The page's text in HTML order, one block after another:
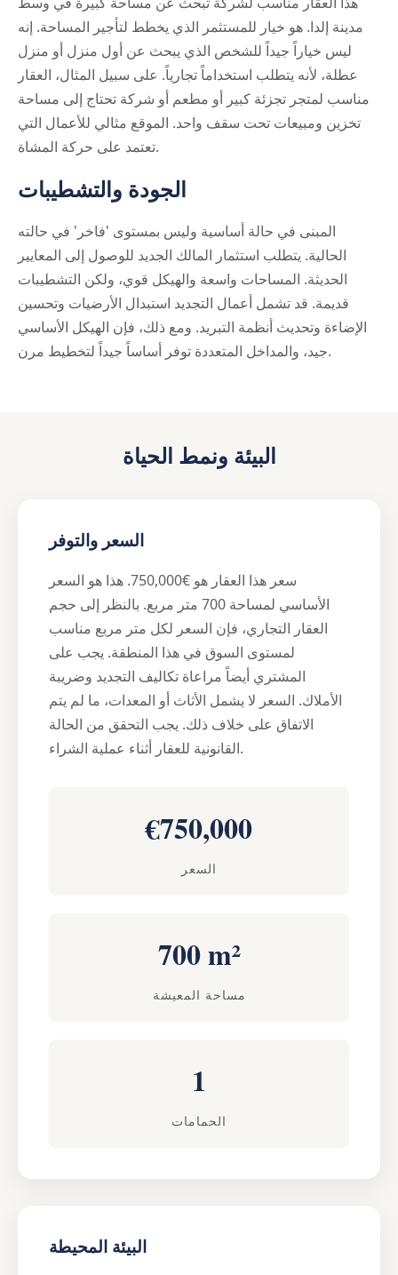
مدينة إلدا. هو خيار للمستثمر الذي يخطط لتأجير المساحة. إنه
ليس خياراً جيداً للشخص الذي يبحث عن أول منزل أو منزل
عطلة، لأنه يتطلب استخداماً تجارياً. على سبيل المثال، العقار
مناسب لمتجر تجزئة كبير أو مطعم أو شركة تحتاج إلى مساحة
تخزين ومبيعات تحت سقف واحد. الموقع مثالي للأعمال التي
تعتمد على حركة المشاة.
الجودة والتشطيبات
المبنى في حالة أساسية وليس بمستوى 'فاخر' في حالته
الحالية. يتطلب استثمار المالك الجديد للوصول إلى المعايير
الحديثة. المساحات واسعة والهيكل قوي، ولكن التشطيبات
قديمة. قد تشمل أعمال التجديد استبدال الأرضيات وتحسين
الإضاءة وتحديث أنظمة التبريد. ومع ذلك، فإن الهيكل الأساسي
جيد، والمداخل المتعددة توفر أساساً جيداً لتخطيط مرن.
البيئة ونمط الحياة
السعر والتوفر
سعر هذا العقار هو €750,000. هذا هو السعر
الأساسي لمساحة 700 متر مربع. بالنظر إلى حجم
العقار التجاري، فإن السعر لكل متر مربع مناسب
لمستوى السوق في هذا المنطقة. يجب على
المشتري أيضاً مراعاة تكاليف التجديد وضريبة
الأملاك. السعر لا يشمل الأثاث أو المعدات، ما لم يتم
الاتفاق على خلاف ذلك. يجب التحقق من الحالة
القانونية للعقار أثناء عملية الشراء.
€750,000
السعر
700 m²
مساحة المعيشة
1
الحمامات
البيئة المحيطة